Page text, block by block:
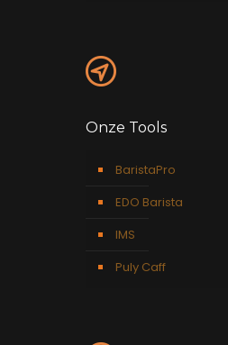
Onze Tools
BaristaPro
EDO Barista
IMS
Puly Caff